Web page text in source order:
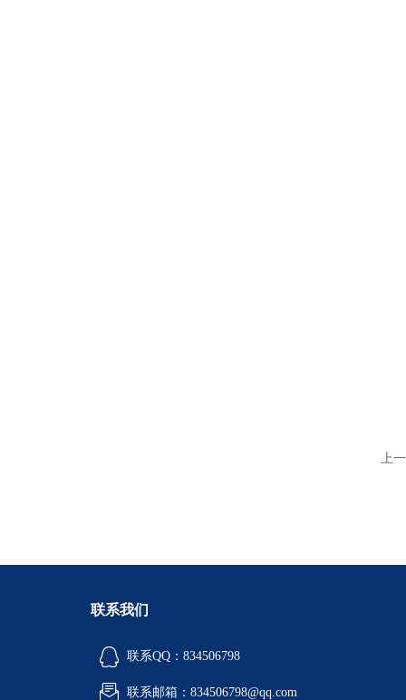
上
联系我们
联系QQ：834506798
联系邮箱：834506798@qq.com